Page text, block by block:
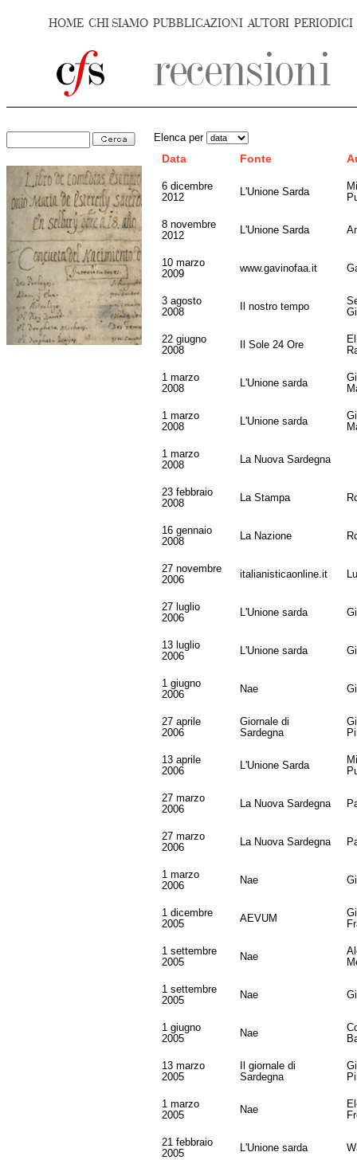
HOME CHI SIAMO PUBBLICAZIONI AUTORI PERIODICI
Elenca per
Data Fonte
6 dicembre
2012
L'Unione Sarda
8 novembre
2012
L'Unione Sarda
10 marzo
2009
www.gavinofaa.it
3 agosto
2008
Il nostro tempo
22 giugno
2008
Il Sole 24 Ore
1 marzo
2008
L'Unione sarda
1 marzo
2008
L'Unione sarda
1 marzo
2008
La Nuova Sardegna
23 febbraio
2008
La Stampa
16 gennaio
2008
La Nazione
27 novembre
2006
italianisticaonline.it
27 luglio
2006
L'Unione sarda
13 luglio
2006
L'Unione sarda
1 giugno
2006
Nae
27 aprile
2006
Giornale di
Sardegna
13 aprile
2006
L'Unione Sarda
27 marzo
2006
La Nuova Sardegna
27 marzo
2006
La Nuova Sardegna
1 marzo
2006
Nae
1 dicembre
2005
AEVUM
1 settembre
2005
Nae
1 settembre
2005
Nae
1 giugno
2005
Nae
13 marzo
2005
Il giornale di
Sardegna
1 marzo
2005
Nae
21 febbraio
2005
L'Unione sarda